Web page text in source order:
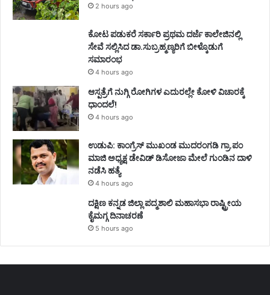
2 hours ago
ಕೋಟ ಪಡುಕರೆ ಸರ್ಕಾರಿ ಪ್ರಥಮ ದರ್ಜೆ ಕಾಲೇಜಿನಲ್ಲಿ
ಸೇವೆ ಸಲ್ಲಿಸಿದ ಡಾ.ಸುಬ್ರಹ್ಮಣ್ಯರಿಗೆ ಬೀಳ್ಕೊಡುಗೆ
ಸಮಾರಂಭ
4 hours ago
ಆಸ್ಪತ್ರೆಗೆ ನುಗ್ಗಿ ರೋಗಿಗಳ ಎದುರಲ್ಲೇ ಕೋಳಿ ವಿಚಾರಕ್ಕೆ
ಧಾಂದಲೆ!
4 hours ago
ಉಡುಪಿ: ಕಾಂಗ್ರೆಸ್‌ ಮುಖಂಡ ಮುದರಂಗಡಿ ಗ್ರಾ.ಪಂ
ಮಾಜಿ ಅಧ್ಯಕ್ಷ ಡೇವಿಡ್‌ ಡಿಸೋಜಾ ಮೇಲೆ ಗುಂಡಿನ ದಾಳಿ
ನಡೆಸಿ ಹತ್ಯೆ
4 hours ago
ದಕ್ಷಿಣ ಕನ್ನಡ ಜಿಲ್ಲಾ ಪದ್ಮಶಾಲಿ ಮಹಾಸಭಾ ರಾಷ್ಟ್ರೀಯ
ಕೈಮಗ್ಗ ದಿನಾಚರಣೆ
5 hours ago